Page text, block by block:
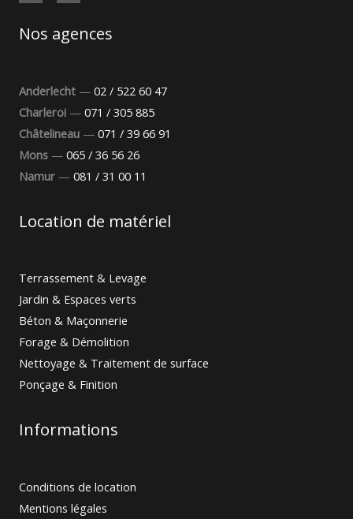
Nos agences
Anderlecht — 02 / 522 60 47
Charleroi — 071 / 305 885
Châtelineau — 071 / 39 66 91
Mons — 065 / 36 56 26
Namur — 081 / 31 00 11
Location de matériel
Terrassement & Levage
Jardin & Espaces verts
Béton & Maçonnerie
Forage & Démolition
Nettoyage & Traitement de surface
Ponçage & Finition
Informations
Conditions de location
Mentions légales